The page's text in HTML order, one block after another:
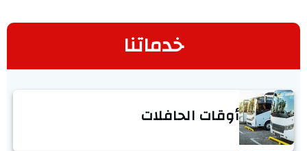
خدماتنا
أوقات الحافلات